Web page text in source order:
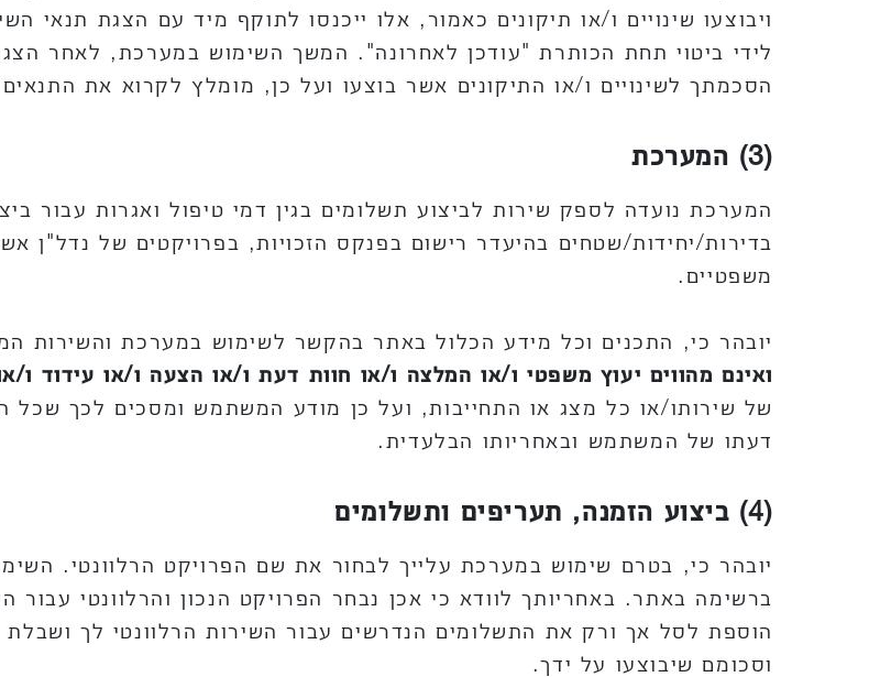
ויבוצעו שינויים ו/או תיקונים כאמור, אלו ייכנסו לתוקף מיד עם הצגת תנאי
לידי ביטוי תחת הכותרת "עודכן לאחרונה". המשך השימוש במערכת, לאחר
הסכמתך לשינויים ו/או התיקונים אשר בוצעו ועל כן, מומלץ לקרוא את
(3) המערכת
המערכת נועדה לספק שירות לביצוע תשלומים בגין דמי טיפול ואגרות עבור
בדירות/יחידות/שטחים בהיעדר רישום בפנקס הזכויות, בפרויקטים של נדל"ן
משפטיים.
יובהר כי, התכנים וכל מידע הכלול באתר בהקשר לשימוש במערכת והשירות
ואינם מהווים יעוץ משפטי ו/או המלצה ו/או חוות דעת ו/או הצעה ו/או עידוד ו/
של שירותו/או כל מצג או התחייבות, ועל כן מודע המשתמש ומסכים לכך
דעתו של המשתמש ובאחריותו הבלעדית.
(4) ביצוע הזמנה, תעריפים ותשלומים
יובהר כי, בטרם שימוש במערכת עלייך לבחור את שם הפרויקט הרלוונטי.
ברשימה באתר. באחריותך לוודא כי אכן נבחר הפרויקט הנכון והרלוונטי
הוספת לסל אך ורק את התשלומים הנדרשים עבור השירות הרלוונטי לך
וסכומם שיבוצעו על ידך.